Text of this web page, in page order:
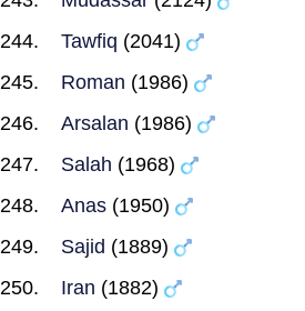
Tawfiq (2041)
Roman (1986)
Arsalan (1986)
Salah (1968)
Anas (1950)
Sajid (1889)
Iran (1882)